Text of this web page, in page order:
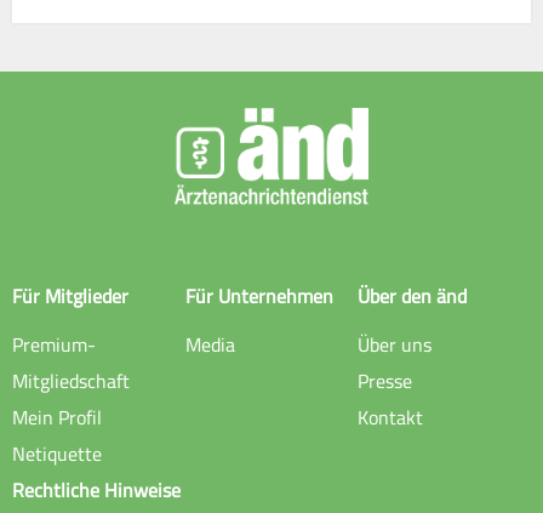
Für Mitglieder
Premium-
Mitgliedschaft
Mein Profil
Netiquette
Für Unternehmen
Media
Über den änd
Über uns
Presse
Kontakt
Rechtliche Hinweise